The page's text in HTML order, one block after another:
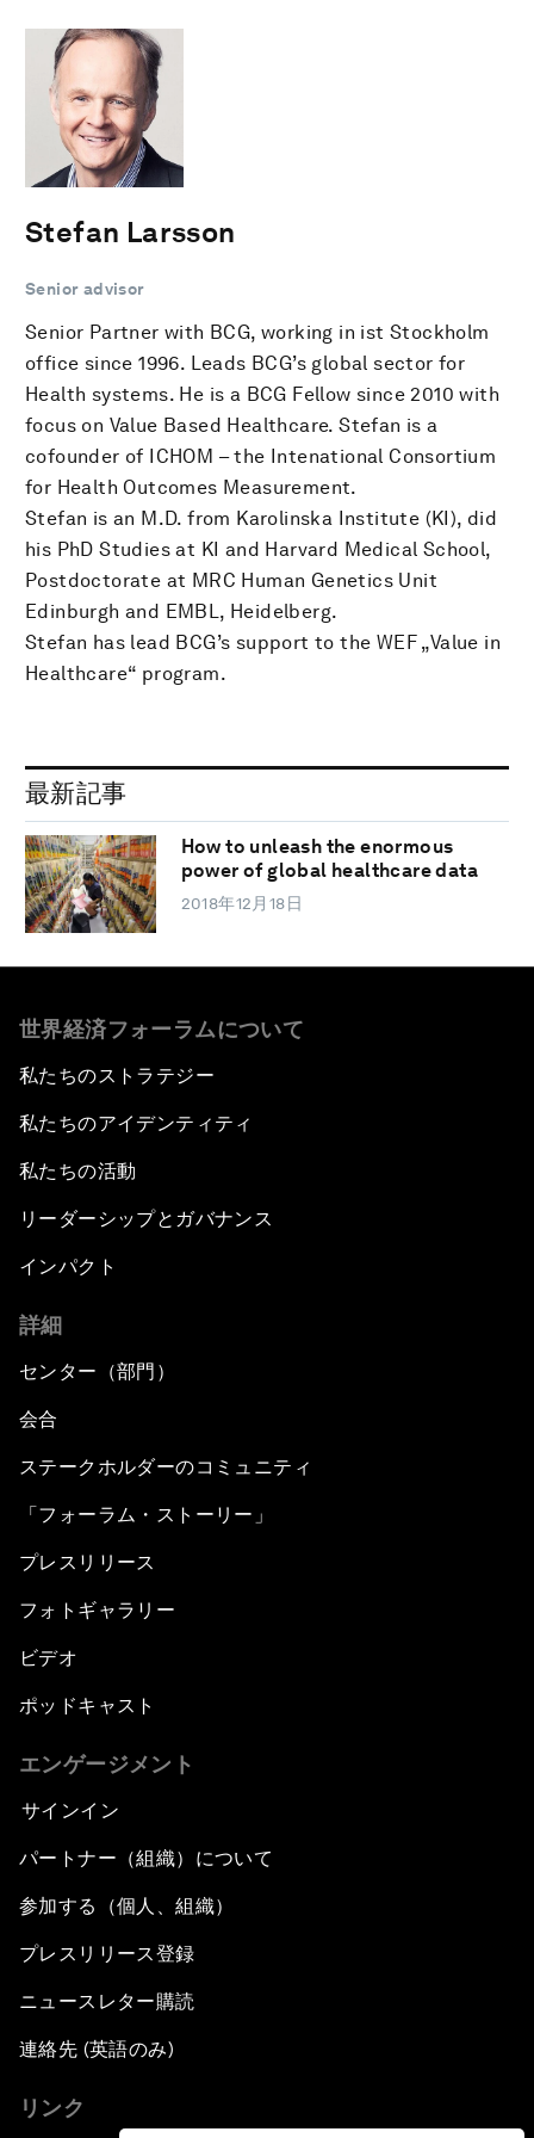
Stefan Larsson
Senior advisor
Senior Partner with BCG, working in ist Stockholm
office since 1996. Leads BCG’s global sector for
Health systems. He is a BCG Fellow since 2010 with
focus on Value Based Healthcare. Stefan is a
cofounder of ICHOM – the Intenational Consortium
for Health Outcomes Measurement.
Stefan is an M.D. from Karolinska Institute (KI), did
his PhD Studies at KI and Harvard Medical School,
Postdoctorate at MRC Human Genetics Unit
Edinburgh and EMBL, Heidelberg.
Stefan has lead BCG’s support to the WEF „Value in
Healthcare“ program.
最新記事
How to unleash the enormous
power of global healthcare data
2018年12月18日
世界経済フォーラムについて
私たちのストラテジー
私たちのアイデンティティ
私たちの活動
リーダーシップとガバナンス
インパクト
詳細
センター（部門）
会合
ステークホルダーのコミュニティ
「フォーラム・ストーリー」
プレスリリース
フォトギャラリー
ビデオ
ポッドキャスト
エンゲージメント
サインイン
パートナー（組織）について
参加する（個人、組織）
プレスリリース登録
ニュースレター購読
連絡先 (英語のみ)
リンク